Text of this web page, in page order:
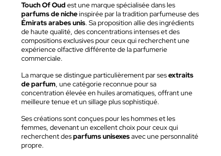
Touch Of Oud est une marque spécialisée dans les
parfums de nicheinspirée par la tradition parfumeuse des
Émirats arabes unis. Sa proposition allie des ingrédients
de haute qualité, des concentrations intenses et des
compositions exclusives pour ceux qui recherchent une
expérience olfactive différente de la parfumerie
commerciale.
La marque se distingue particulièrement par sesextraits
de parfum, une catégorie reconnue pour sa
concentration élevée en huiles aromatiques, offrant une
meilleure tenue et un sillage plus sophistiqué.
Ses créations sont conçues pour les hommes et les
femmes, devenant un excellent choix pour ceux qui
recherchent desparfums unisexesavec une personnalité
propre.